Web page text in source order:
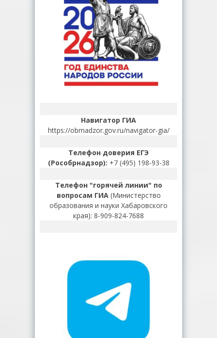
Навигатор ГИА
https://obrnadzor.gov.ru/navigator-gia/
Телефон доверия ЕГЭ
(Рособрнадзор): +7 (495) 198-93-38
Телефон "горячей линии" по
вопросам ГИА(Министерство
образования и науки Хабаровского
края): 8-909-824-7688